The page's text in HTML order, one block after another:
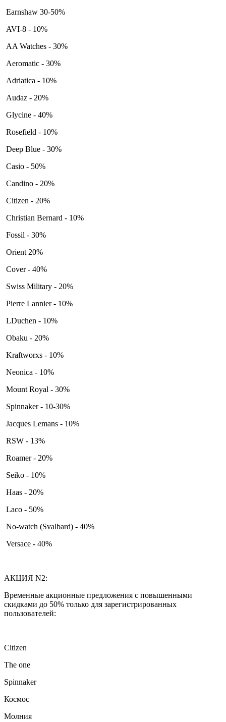
Earnshaw 30-50%
AVI-8 - 10%
AA Watches - 30%
Aeromatic - 30%
Adriatica - 10%
Audaz - 20%
Glycine - 40%
Rosefield - 10%
Deep Blue - 30%
Casio - 50%
Candino - 20%
Citizen - 20%
Christian Bernard - 10%
Fossil - 30%
Orient 20%
Cover - 40%
Swiss Military - 20%
Pierre Lannier - 10%
LDuchen - 10%
Obaku - 20%
Kraftworxs - 10%
Neonica - 10%
Mount Royal - 30%
Spinnaker - 10-30%
Jacques Lemans - 10%
RSW - 13%
Roamer - 20%
Seiko - 10%
Haas - 20%
Laco - 50%
No-watch (Svalbard) - 40%
Versace - 40%
АКЦИЯ N2:
Временные акционные предложения с повышенными
скидками до 50% только для зарегистрированных
пользователей:
Citizen
The one
Spinnaker
Космос
Молния